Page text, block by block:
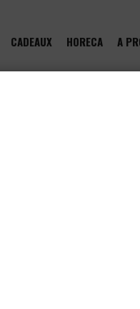
CADEAUX HORECA A